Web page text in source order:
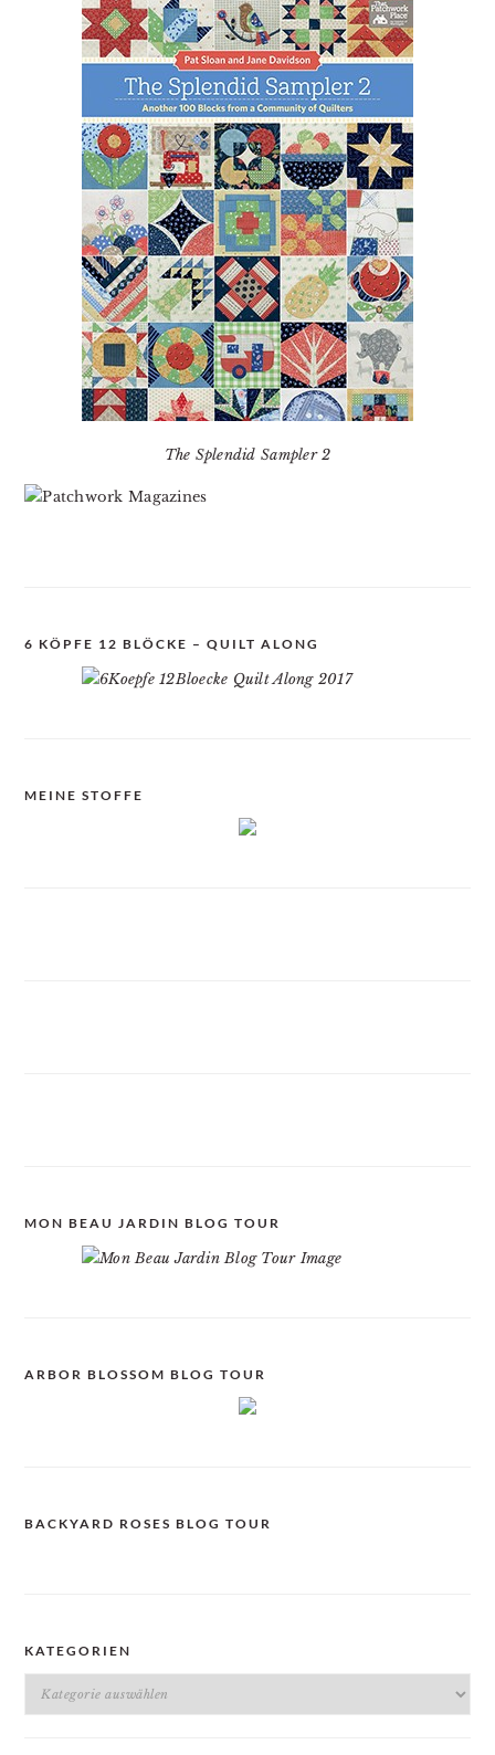
The Splendid Sampler 2
6 KÖPFE 12 BLÖCKE – QUILT ALONG
MEINE STOFFE
MON BEAU JARDIN BLOG TOUR
ARBOR BLOSSOM BLOG TOUR
BACKYARD ROSES BLOG TOUR
KATEGORIEN
Kategorien